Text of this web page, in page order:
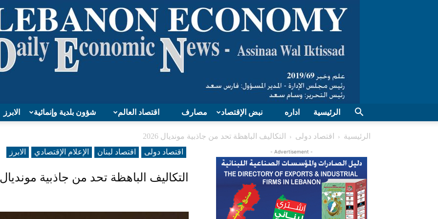
الابرز شؤون بلدية وإنمائية اقتصاد العالم مصارف نبض الإقتصاد اداره الرئيسية
الرئيسية اقتصاد دولی
التكاليف الباهظة تحد من جاذبية مونديال 2026
اقتصاد دولی
اقتصاد لبنان الإعلام الإقتصادي الابرز
التكاليف الباهظة تحد من جاذبية مونديال
- Advertisement -